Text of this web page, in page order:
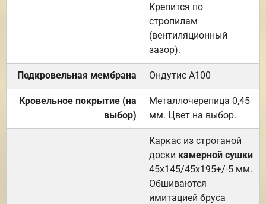
Крепится по
стропилам
(вентиляционный
зазор).
Подкровельная мембрана Ондутис А100
Кровельное покрытие (на
выбор)
Металлочерепица 0,45
мм. Цвет на выбор.
Каркас из строганой
доски камерной сушки
45х145/45х195+/-5 мм.
Обшиваются
имитацией бруса